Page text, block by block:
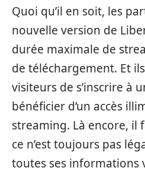
Quoi qu’il en soit, les
nouvelle version de
durée maximale de
de téléchargement. Et
visiteurs de s’inscrire à
bénéficier d’un accès
streaming. Là encore, il
ce n’est toujours pas
toutes ses informations